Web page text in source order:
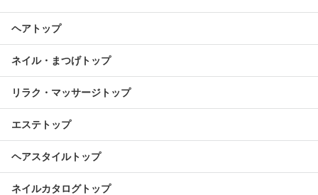
ヘアトップ
ネイル・まつげトップ
リラク・マッサージトップ
エステトップ
ヘアスタイルトップ
ネイルカタログトップ